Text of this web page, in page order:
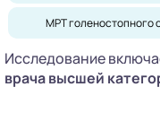
МРТ голеностопного
Исследование
врача высшей